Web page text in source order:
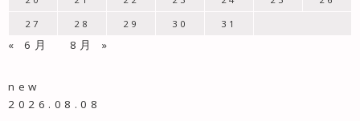
27
28 29 30 31
« 6月 8月 »
new
2026.08.08